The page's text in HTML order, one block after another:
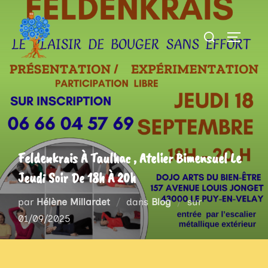
contenu
Rechercher :
Feldenkrais À Taulhac , Atelier Bimensuel Le
Jeudi Soir De 18h À 20h
par Hélène Millardet dans Blog surPublié
le
01/09/2025